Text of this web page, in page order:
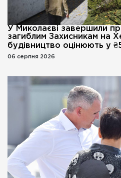
У Миколаєві завершили
загиблим Захисникам на
будівництво оцінюють у
06 серпня 2026